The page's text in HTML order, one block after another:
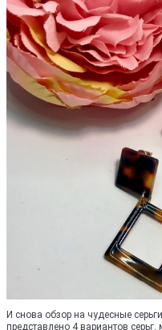
И снова обзор на чудесные
представлено 4 вариантов